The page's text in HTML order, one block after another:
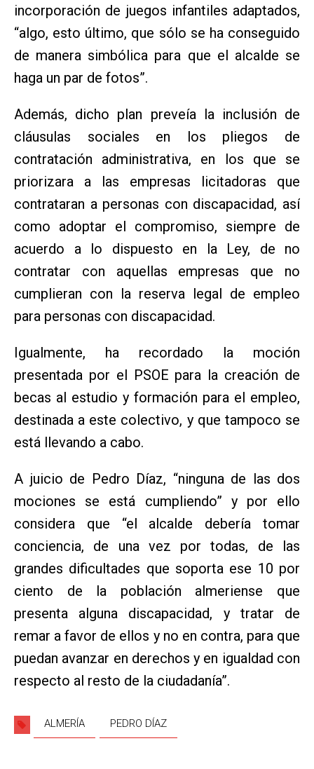
incorporación de juegos infantiles adaptados,
“algo, esto último, que sólo se ha conseguido
de manera simbólica para que el alcalde se
haga un par de fotos”.
Además, dicho plan preveía la inclusión de
cláusulas sociales en los pliegos de
contratación administrativa, en los que se
priorizara a las empresas licitadoras que
contrataran a personas con discapacidad, así
como adoptar el compromiso, siempre de
acuerdo a lo dispuesto en la Ley, de no
contratar con aquellas empresas que no
cumplieran con la reserva legal de empleo
para personas con discapacidad.
Igualmente, ha recordado la moción
presentada por el PSOE para la creación de
becas al estudio y formación para el empleo,
destinada a este colectivo, y que tampoco se
está llevando a cabo.
A juicio de Pedro Díaz, “ninguna de las dos
mociones se está cumpliendo” y por ello
considera que “el alcalde debería tomar
conciencia, de una vez por todas, de las
grandes dificultades que soporta ese 10 por
ciento de la población almeriense que
presenta alguna discapacidad, y tratar de
remar a favor de ellos y no en contra, para que
puedan avanzar en derechos y en igualdad con
respecto al resto de la ciudadanía”.
ALMERÍA PEDRO DÍAZ